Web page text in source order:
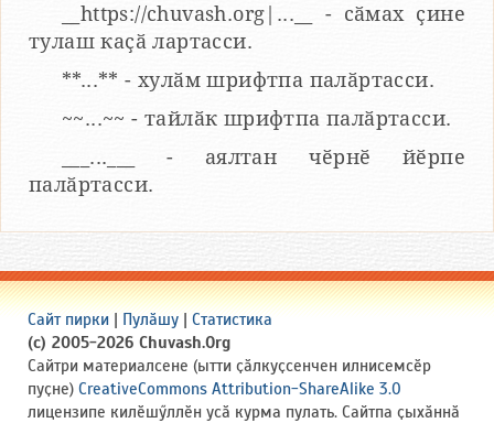
__https://chuvash.org|...__ - сӑмах ҫине
тулаш каҫӑ лартасси.
**...** - хулӑм шрифтпа палӑртасси.
~~...~~ - тайлӑк шрифтпа палӑртасси.
___...___ - аялтан чӗрнӗ йӗрпе
палӑртасси.
Сайт пирки | Пулӑшу | Статистика
(c) 2005-2026 Chuvash.Org
Сайтри материалсене (ытти ҫӑлкуҫсенчен илнисемсӗр
пуҫне) CreativeCommons Attribution-ShareAlike 3.0
лицензипе килӗшӳллӗн усӑ курма пулать. Сайтпа ҫыхӑннӑ